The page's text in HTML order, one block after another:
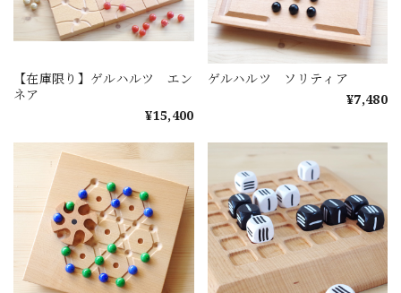
【在庫限り】ゲルハルツ エン
ネア
¥15,400
ゲルハルツ ソリティア
¥7,480